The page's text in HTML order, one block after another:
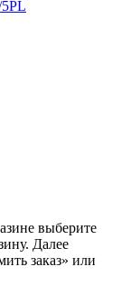
выберите
Далее
заказ» или